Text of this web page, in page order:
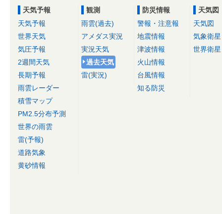
天気予報
天気予報
世界天気
気圧予報
2週間天気
長期予報
雨雲レーダー
積雪マップ
PM2.5分布予測
世界の雨雲
雷(予報)
道路気象
黄砂情報
観測
雨雲(過去)
アメダス実況
実況天気
過去天気
雷(実況)
防災情報
警報・注意報
地震情報
津波情報
火山情報
台風情報
知る防災
天気図
天気図
気象衛星
世界衛星